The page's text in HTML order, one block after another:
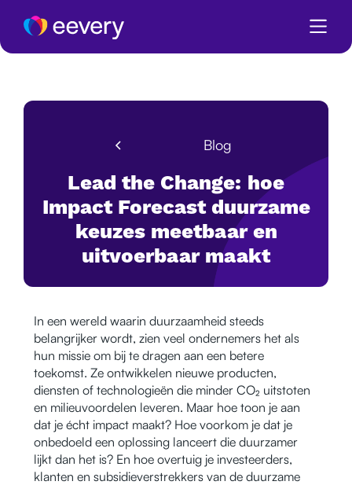
Blog
Lead the Change: hoe
Impact Forecast duurzame
keuzes meetbaar en
uitvoerbaar maakt
In een wereld waarin duurzaamheid steeds
belangrijker wordt, zien veel ondernemers het als
hun missie om bij te dragen aan een betere
toekomst. Ze ontwikkelen nieuwe producten,
diensten of technologieën die minder CO₂ uitstoten
en milieuvoordelen leveren. Maar hoe toon je aan
dat je écht impact maakt? Hoe voorkom je dat je
onbedoeld een oplossing lanceert die duurzamer
lijkt dan het is? En hoe overtuig je investeerders,
klanten en subsidieverstrekkers van de duurzame